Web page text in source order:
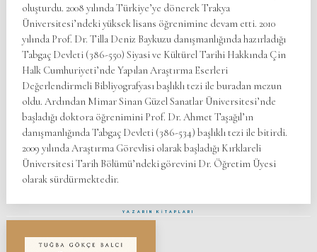
oluşturdu. 2008 yılında Türkiye’ye dönerek Trakya
Üniversitesi’ndeki yüksek lisans öğrenimine devam etti. 2010
yılında Prof. Dr. Tilla Deniz Baykuzu danışmanlığında hazırladığı
Tabgaç Devleti (386-550) Siyasi ve Kültürel Tarihi Hakkında Çin
Halk Cumhuriyeti’nde Yapılan Araştırma Eserleri
Değerlendirmeli Bibliyografyası başlıklı tezi ile buradan mezun
oldu. Ardından Mimar Sinan Güzel Sanatlar Üniversitesi’nde
başladığı doktora öğrenimini Prof. Dr. Ahmet Taşağıl’ın
danışmanlığında Tabgaç Devleti (386-534) başlıklı tezi ile bitirdi.
2009 yılında Araştırma Görevlisi olarak başladığı Kırklareli
Üniversitesi Tarih Bölümü’ndeki görevini Dr. Öğretim Üyesi
olarak sürdürmektedir.
YAZARIN KİTAPLARI